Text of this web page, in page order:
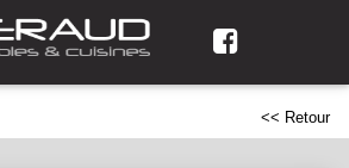
<< Retour